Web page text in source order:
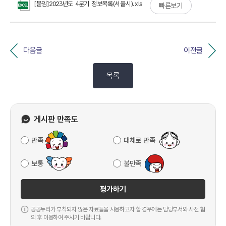
[붙임]2023년도 4분기 정보목록(서울시).xls 빠른보기
다음글 이전글
목록
게시판 만족도
만족 대체로 만족
보통 불만족
평가하기
공공누리가 부착되지 않은 자료들을 사용하고자 할 경우에는 담당부서와 사전 협
의 후 이용하여 주시기 바랍니다.